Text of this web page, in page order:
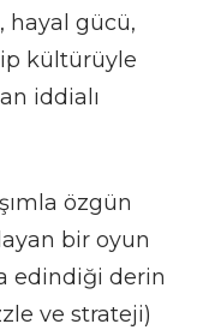
hayal gücü,
kültürüyle
iddialı
özgün
bir oyun
edindiği derin
ve strateji)